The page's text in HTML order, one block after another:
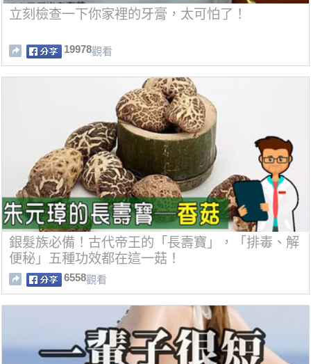
立刻檢查一下你家裡的牙膏，太可怕了！
19978觀看
銀髮族必備！古代帝王的「長壽寶」，「排毒、解
便秘」五種功效都在這一菇！
6558觀看